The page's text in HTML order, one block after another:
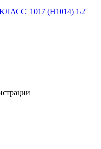
1017 (H1014) 1/2'